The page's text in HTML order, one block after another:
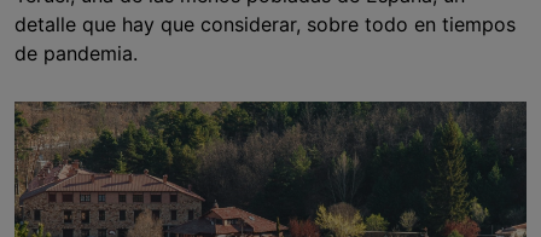
detalle que hay que considerar, sobre todo en tiempos
de pandemia.